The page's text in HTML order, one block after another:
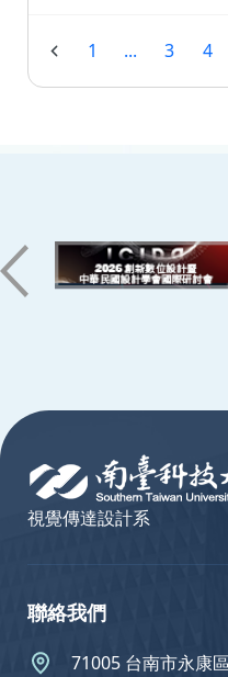
1 ... 3 4
視覺傳達設計系
聯絡我們
71005 台南市永康